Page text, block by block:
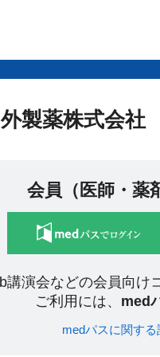
製薬株式会
会員（医師・薬
講演会などの会員向け
ご利用には、 med
medパスに関す